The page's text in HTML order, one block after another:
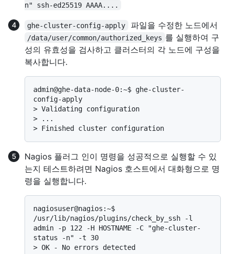
n" ssh-ed25519 AAAA....
ghe-cluster-config-apply 파일을 수정한 노드에서
/data/user/common/authorized_keys 를 실행하여 구
성의 유효성을 검사하고 클러스터의 각 노드에 구성을
복사합니다.
admin@ghe-data-node-0:~$ ghe-cluster-
> Validating configuration
>
...
> Finished cluster configuration
Nagios 플러그 인이 명령을 성공적으로 실행할 수 있
는지 테스트하려면 Nagios 호스트에서 대화형으로 명
령을 실행합니다.
nagiosuser@nagios:~$
/usr/lib/nagios/plugins/check_by_ssh -l
admin -p 122 -H HOSTNAME -C "ghe-cluster-
> OK - No errors detected